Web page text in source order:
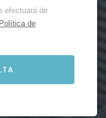
efectuará de
Política de